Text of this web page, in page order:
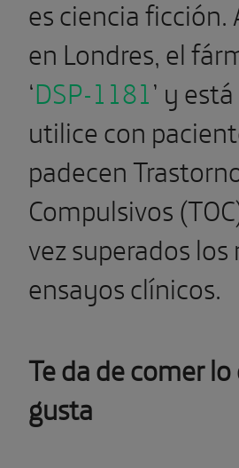
es ciencia ficción.
en Londres, el
‘DSP-1181’ y
utilice con
padecen
Compulsivos
vez superados
ensayos clínicos.
Te da de comer
gusta